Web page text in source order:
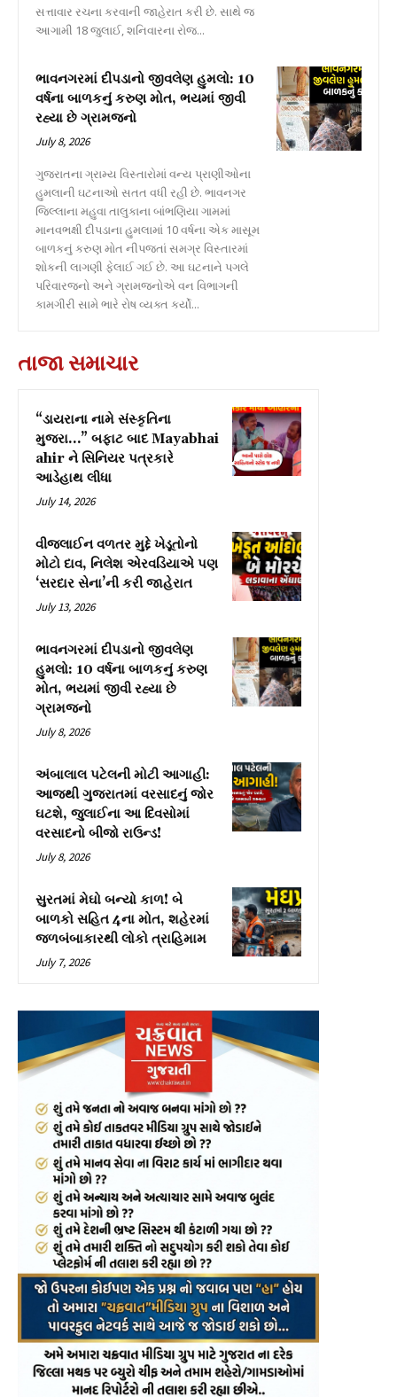
સત્તાવાર રચના કરવાની જાહેરાત કરી છે. સાથે જ
આગામી 18 જુલાઈ, શનિવારના રોજ...
ભાવનગરમાં દીપડાનો જીવલેણ હુમલો: 10
વર્ષના બાળકનું કરુણ મોત, ભયમાં જીવી
રહ્યા છે ગ્રામજનો
July 8, 2026
ગુજરાતના ગ્રામ્ય વિસ્તારોમાં વન્ય પ્રાણીઓના
હુમલાની ઘટનાઓ સતત વધી રહી છે. ભાવનગર
જિલ્લાના મહુવા તાલુકાના બાંભણિયા ગામમાં
માનવભક્ષી દીપડાના હુમલામાં 10 વર્ષના એક માસૂમ
બાળકનું કરુણ મોત નીપજતાં સમગ્ર વિસ્તારમાં
શોકની લાગણી ફેલાઈ ગઈ છે. આ ઘટનાને પગલે
પરિવારજનો અને ગ્રામજનોએ વન વિભાગની
કામગીરી સામે ભારે રોષ વ્યક્ત કર્યો...
તાજા સમાચાર
“ડાયરાના નામે સંસ્કૃતિના
મુજરા…” બફાટ બાદ Mayabhai
ahir ને સિનિયર પત્રકારે
આડેહાથ લીધા
July 14, 2026
વીજલાઈન વળતર મુદ્દે ખેડૂતોનો
મોટો દાવ, નિલેશ એરવડિયાએ પણ
‘સરદાર સેના’ની કરી જાહેરાત
July 13, 2026
ભાવનગરમાં દીપડાનો જીવલેણ
હુમલો: 10 વર્ષના બાળકનું કરુણ
મોત, ભયમાં જીવી રહ્યા છે
ગ્રામજનો
July 8, 2026
અંબાલાલ પટેલની મોટી આગાહી:
આજથી ગુજરાતમાં વરસાદનું જોર
ઘટશે, જુલાઈના આ દિવસોમાં
વરસાદનો બીજો રાઉન્ડ!
July 8, 2026
સુરતમાં મેઘો બન્યો કાળ! બે
બાળકો સહિત 4ના મોત, શહેરમાં
જળબંબાકારથી લોકો ત્રાહિમામ
July 7, 2026